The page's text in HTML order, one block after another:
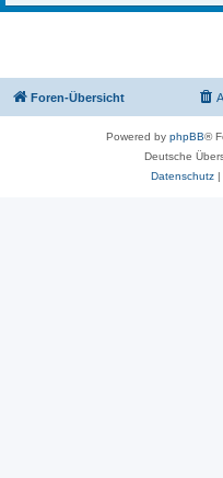
Foren-Übersicht
Powered by phpBB®
Deutsche
Datenschutz|